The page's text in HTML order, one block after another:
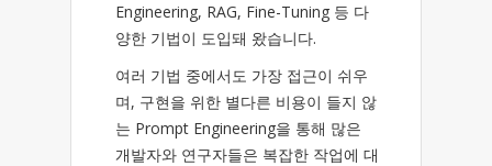
Engineering, RAG, Fine-Tuning 등 다
양한 기법이 도입돼 왔습니다.
여러 기법 중에서도 가장 접근이 쉬우
며, 구현을 위한 별다른 비용이 들지 않
는 Prompt Engineering을 통해 많은
개발자와 연구자들은 복잡한 작업에 대